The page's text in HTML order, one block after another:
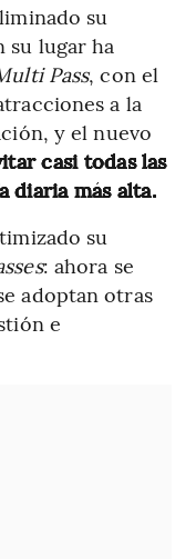
su
su lugar ha
Pass, con el
a la
y el nuevo
casi todas las
diaria más alta.
su
: ahora se
adoptan otras
e